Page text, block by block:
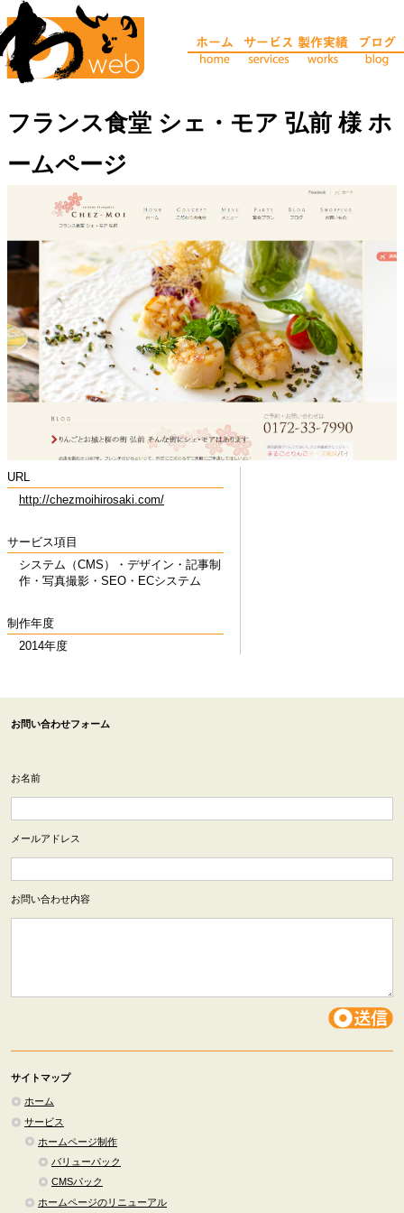
フランス食堂 シェ・モア 弘前 様 ホ
ームページ
URL
http://chezmoihirosaki.com/
サービス項目
システム（CMS）・デザイン・記事制
作・写真撮影・SEO・ECシステム
制作年度
2014年度
お問い合わせフォーム
お名前
メールアドレス
お問い合わせ内容
サイトマップ
ホーム
サービス
ホームページ制作
バリューパック
CMSパック
ホームページのリニューアル